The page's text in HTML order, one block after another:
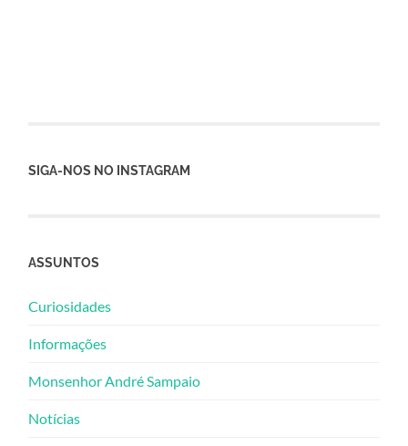
SIGA-NOS NO INSTAGRAM
ASSUNTOS
Curiosidades
Informações
Monsenhor André Sampaio
Notícias